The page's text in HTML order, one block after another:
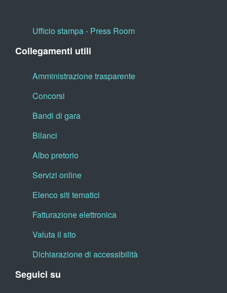
Ufficio stampa - Press Room
Collegamenti utili
Amministrazione trasparente
Concorsi
Bandi di gara
Bilanci
Albo pretorio
Servizi online
Elenco siti tematici
Fatturazione elettronica
Valuta il sito
Dichiarazione di accessibilità
Seguici su